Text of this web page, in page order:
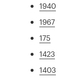
1940
1967
175
1423
1403